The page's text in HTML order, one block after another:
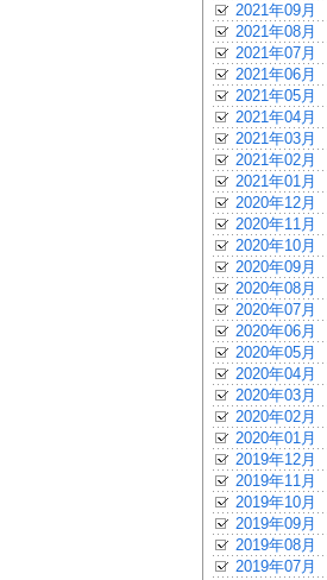
2021年09月
2021年08月
2021年07月
2021年06月
2021年05月
2021年04月
2021年03月
2021年02月
2021年01月
2020年12月
2020年11月
2020年10月
2020年09月
2020年08月
2020年07月
2020年06月
2020年05月
2020年04月
2020年03月
2020年02月
2020年01月
2019年12月
2019年11月
2019年10月
2019年09月
2019年08月
2019年07月